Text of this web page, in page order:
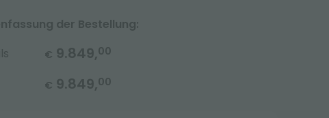
der Bestellung:
€ 9.849,00
€ 9.849,00